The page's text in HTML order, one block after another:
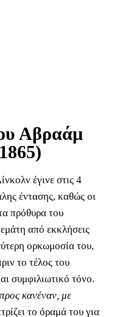
Αβραάμ
έγινε στις 4
έντασης, καθώς οι
πρόθυρα του
από εκκλήσεις
ορκωμοσία του,
το τέλος του
συμφιλιωτικό τόνο.
κανέναν, με
το όραμά του για